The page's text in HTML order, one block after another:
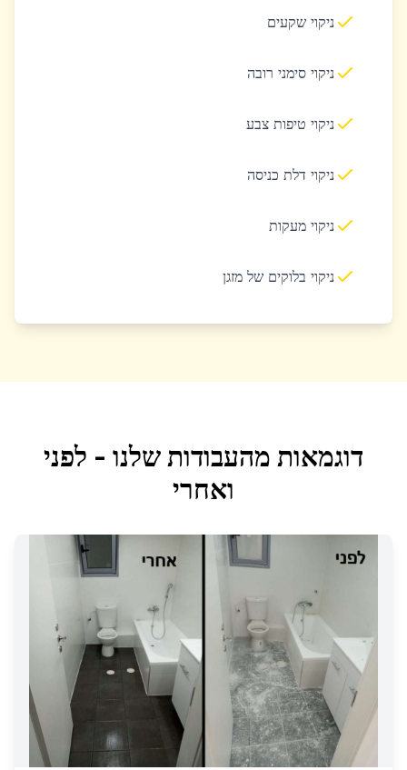
ניקוי שקעים
ניקוי סימני רובה
ניקוי טיפות צבע
ניקוי דלת כניסה
ניקוי מעקות
ניקוי בלוקים של מזגן
דוגמאות מהעבודות שלנו - לפני
ואחרי